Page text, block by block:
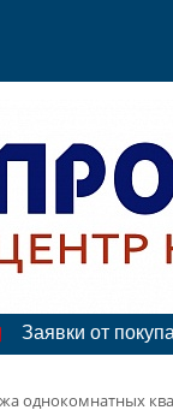
Заявки от
однокомнатных